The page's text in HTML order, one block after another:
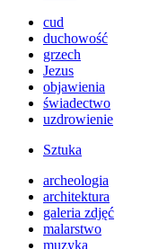
cud
duchowość
grzech
Jezus
objawienia
świadectwo
uzdrowienie
Sztuka
archeologia
architektura
galeria zdjęć
malarstwo
muzyka